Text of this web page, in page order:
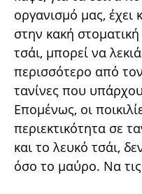
οργανισμό μας, έχει
στην κακή στοματική
τσάι, μπορεί να
περισσότερο από
τανίνες που
Επομένως, οι
περιεκτικότητα σε
και το λευκό τσάι,
όσο το μαύρο. Να